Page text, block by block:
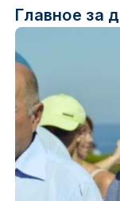
Главное за